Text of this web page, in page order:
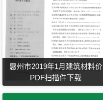
惠州市2019年1月建筑材料价
PDF扫描件下载